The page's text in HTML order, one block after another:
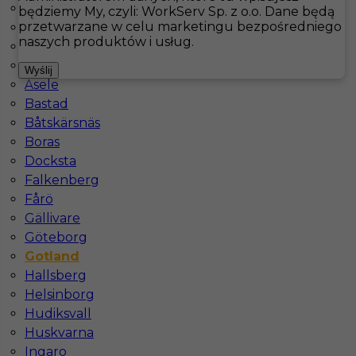
Hotistin Oferty pracyGotland
Pokaż filtr
Are
Arjeplog
Arvidsjaur
Arvika
Åsele
Bastad
Båtskärsnäs
Boras
Docksta
Falkenberg
Fårö
Gällivare
Göteborg
Gotland
Hallsberg
Helsinborg
Hudiksvall
Huskvarna
Ingaro
Praca za granicą- Sprzątaczka
Kategoria Pokojówka
Lokalizacja Gotland
Wymagane języki
będziemy My, czyli: WorkServ Sp. z o.o. Dane będą
przetwarzane w celu marketingu bezpośredniego
naszych produktów i usług.
Wyślij